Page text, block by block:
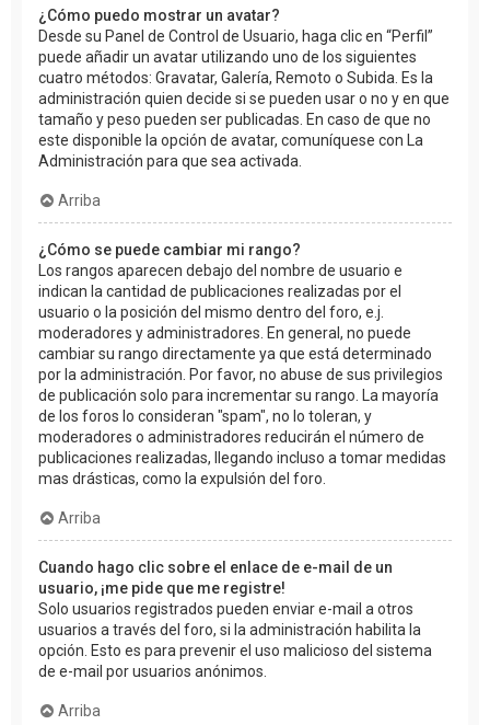
¿Cómo puedo mostrar un avatar?
Desde su Panel de Control de Usuario, haga clic en “Perfil”
puede añadir un avatar utilizando uno de los siguientes
cuatro métodos: Gravatar, Galería, Remoto o Subida. Es la
administración quien decide si se pueden usar o no y en que
tamaño y peso pueden ser publicadas. En caso de que no
este disponible la opción de avatar, comuníquese con La
Administración para que sea activada.
Arriba
¿Cómo se puede cambiar mi rango?
Los rangos aparecen debajo del nombre de usuario e
indican la cantidad de publicaciones realizadas por el
usuario o la posición del mismo dentro del foro, e.j.
moderadores y administradores. En general, no puede
cambiar su rango directamente ya que está determinado
por la administración. Por favor, no abuse de sus privilegios
de publicación solo para incrementar su rango. La mayoría
de los foros lo consideran "spam", no lo toleran, y
moderadores o administradores reducirán el número de
publicaciones realizadas, llegando incluso a tomar medidas
mas drásticas, como la expulsión del foro.
Arriba
Cuando hago clic sobre el enlace de e-mail de un
usuario, ¡me pide que me registre!
Solo usuarios registrados pueden enviar e-mail a otros
usuarios a través del foro, si la administración habilita la
opción. Esto es para prevenir el uso malicioso del sistema
de e-mail por usuarios anónimos.
Arriba